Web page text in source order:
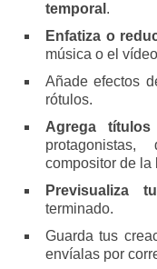
temporal .
Enfatiza o
música o el
Añade efectos
rótulos.
Agrega
compositor de la
Previsualiza
terminado.
Guarda tus
envíalas por